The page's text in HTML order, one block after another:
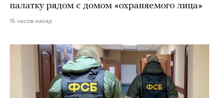
палатку рядом с домом «охраняемого лица»
15 часов назад